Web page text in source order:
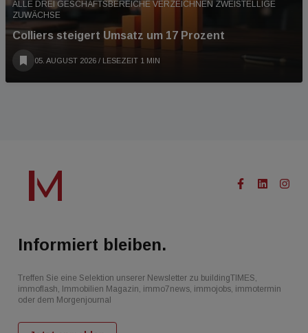
ALLE DREI GESCHÄFTSBEREICHE VERZEICHNEN ZWEISTELLIGE
ZUWÄCHSE
Colliers steigert Umsatz um 17 Prozent
05. AUGUST 2026 / LESEZEIT 1 MIN
Informiert bleiben.
Treffen Sie eine Selektion unserer Newsletter zu buildingTIMES,
immoflash, Immobilien Magazin, immo7news, immojobs, immotermin
oder dem Morgenjournal